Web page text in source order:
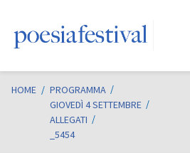
HOME / PROGRAMMA
GIOVEDÌ 4 SETTEMBRE
ALLEGATI
_5454